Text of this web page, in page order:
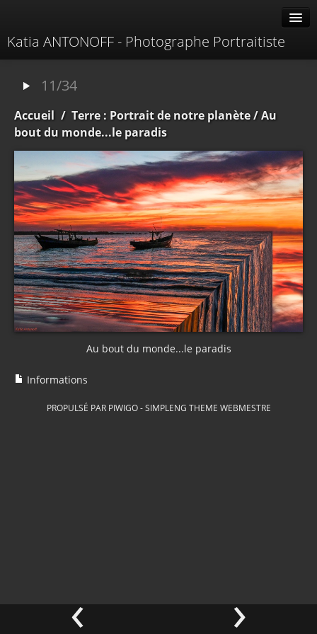
Katia ANTONOFF - Photographe Portraitiste
À propos
Contacter
11/34
Accueil / Terre : Portrait de notre planète/ Au
bout du monde...le paradis
‹ ›
Au bout du monde...le paradis
Informations
PROPULSÉ PAR PIWIGO-SIMPLENG THEME WEBMESTRE